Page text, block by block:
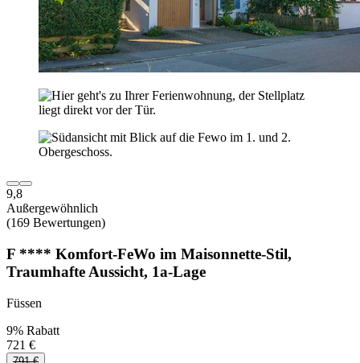
9,8
Außergewöhnlich
(169 Bewertungen)
F **** Komfort-FeWo im Maisonnette-Stil,
Traumhafte Aussicht, 1a-Lage
Füssen
9% Rabatt
721 €